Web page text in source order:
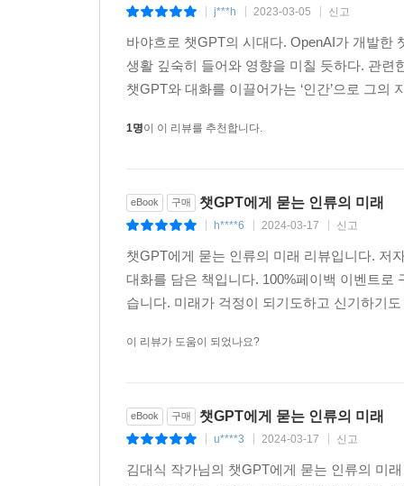
인류가 지금껏 인터넷에 모아온 온갖 문장과 생
얻었다. 그것도 이 보물창고에 무엇이 들어 있는
분석심리학의 창시자 카를 구스타프 융(Carl
이전에 가시화된 ‘집단 의식’을 데이터로써 마주
때 얼마나 폭발적인 결과물을 만들어낼 것인지
직관적이고 명쾌한 지름길이 될 것이다.
j***h 2023-03-05 신고
바야흐로 챗GPT의 시대다. OpenAI가 개발한
생활 깊숙히 들어와 영향을 미칠 듯하다. 관련
챗GPT와 대화를 이끌어가는 ‘인간’으로 그
1명이 이 리뷰를 추천합니다.
eBook 구매 챗GPT에게 묻는 인류의 미래
h****6 2024-03-17 신고
챗GPT에게 묻는 인류의 미래 리뷰입니다. 저
대화를 담은 책입니다. 100%페이백 이벤트로
습니다. 미래가 걱정이 되기도하고 신기하기
이 리뷰가 도움이 되었나요?
eBook 구매 챗GPT에게 묻는 인류의 미래
u****3 2024-03-17 신고
김대식 작가님의 챗GPT에게 묻는 인류의 미